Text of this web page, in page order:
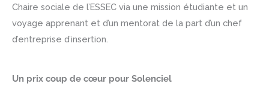
Chaire sociale de l’ESSEC via une mission étudiante et un
voyage apprenant et d’un mentorat de la part d’un chef
d’entreprise d’insertion.
Un prix coup de cœur pour Solenciel